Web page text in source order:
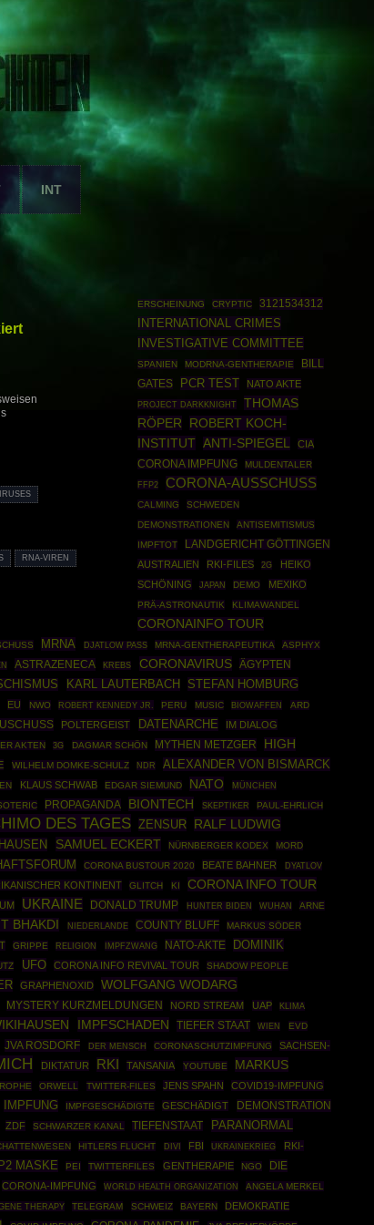
INT
s
RNA-VIREN
ERSCHEINUNG CRYPTIC 3121534312
INTERNATIONAL CRIMES
INVESTIGATIVE COMMITTEE
SPANIEN MODRNA-GENTHERAPIE
BILL
GATES
PCR TEST NATO AKTE
PROJECT DARKKNIGHT
THOMAS
RÖPER
ROBERT KOCH-
INSTITUT
ANTI-SPIEGEL
CIA
CORONA IMPFUNG
MULDENTALER
FFP2
CORONA-AUSSCHUSS
CALMING
SCHWEDEN
DEMONSTRATIONEN
ANTISEMITISMUS
IMPFTOT
LANDGERICHT GÖTTINGEN
AUSTRALIEN
RKI-FILES 2G
HEIKO
SCHÖNING
JAPAN DEMO MEXIKO
PRÄ-ASTRONAUTIK KLIMAWANDEL
CORONAINFO TOUR
MRNA DJATLOW PASS MRNA-GENTHERAPEUTIKA
ASPHYX
ASTRAZENECA KREBS CORONAVIRUS ÄGYPTEN
KARL LAUTERBACH STEFAN HOMBURG
EU NWO ROBERT KENNEDY JR. PERU MUSIC BIOWAFFEN
ARD
POLTERGEIST DATENARCHE IM DIALOG
AKTEN 3G DAGMAR SCHÖN MYTHEN METZGER
HIGH
WILHELM DOMKE-SCHULZ NDR ALEXANDER VON BISMARCK
KLAUS SCHWAB EDGAR SIEMUND NATO MÜNCHEN
PROPAGANDA BIONTECH SKEPTIKER
PAUL-EHRLICH
DES TAGES ZENSUR RALF LUDWIG
SAMUEL ECKERT NÜRNBERGER KODEX MORD
CORONA BUSTOUR 2020 BEATE BAHNER DYATLOV
KONTINENT GLITCH KI CORONA INFO TOUR
UKRAINE DONALD TRUMP HUNTER BIDEN WUHAN
ARNE
BHAKDI NIEDERLANDE COUNTY BLUFF MARKUS SÖDER
GRIPPE RELIGION IMPFZWANG NATO-AKTE
DOMINIK
UFO CORONA INFO REVIVAL TOUR SHADOW PEOPLE
GRAPHENOXID WOLFGANG WODARG
MYSTERY KURZMELDUNGEN NORD STREAM UAP KLIMA
IMPFSCHADEN TIEFER STAAT WIEN EVD
JVA ROSDORF DER MENSCH CORONASCHUTZIMPFUNG
SACHSEN-
DIKTATUR RKI TANSANIA YOUTUBE
MARKUS
ORWELL TWITTER-FILES JENS SPAHN
COVID19-IMPFUNG
IMPFUNG IMPFGESCHÄDIGTE GESCHÄDIGT DEMONSTRATION
ZDF SCHWARZER KANAL TIEFENSTAAT
PARANORMAL
HITLERS FLUCHT DIVI FBI UKRAINEKRIEG
RKI-
MASKE PEI TWITTERFILES GENTHERAPIE NGO
DIE
CORONA-IMPFUNG WORLD HEALTH ORGANIZATION
ANGELA MERKEL
THERAPY TELEGRAM SCHWEIZ BAYERN DEMOKRATIE